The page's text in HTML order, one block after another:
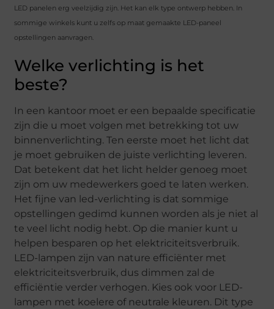
LED panelen erg veelzijdig zijn. Het kan elk type ontwerp hebben. In
sommige winkels kunt u zelfs op maat gemaakte LED-paneel
opstellingen aanvragen.
Welke verlichting is het
beste?
In een kantoor moet er een bepaalde specificatie
zijn die u moet volgen met betrekking tot uw
binnenverlichting. Ten eerste moet het licht dat
je moet gebruiken de juiste verlichting leveren.
Dat betekent dat het licht helder genoeg moet
zijn om uw medewerkers goed te laten werken.
Het fijne van led-verlichting is dat sommige
opstellingen gedimd kunnen worden als je niet al
te veel licht nodig hebt. Op die manier kunt u
helpen besparen op het elektriciteitsverbruik.
LED-lampen zijn van nature efficiënter met
elektriciteitsverbruik, dus dimmen zal de
efficiëntie verder verhogen. Kies ook voor LED-
lampen met koelere of neutrale kleuren. Dit type